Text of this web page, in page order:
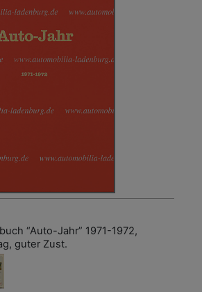
“Auto-Jahr” 1971-1972,
guter Zust.